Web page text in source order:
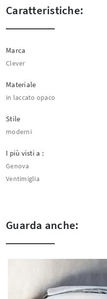
Caratteristiche:
Marca
Clever
Materiale
in laccato opaco
Stile
moderni
I più visti a :
Genova
Ventimiglia
Guarda anche: